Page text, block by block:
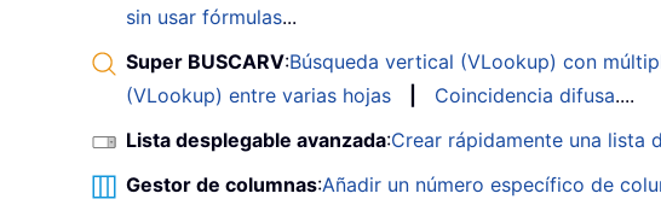
sin usar fórmulas...
Super BUSCARV:Búsqueda vertical (VLookup) con
(VLookup) entre varias hojas
Coincidencia difusa....
Lista desplegable avanzada:Crear rápidamente una lista
Gestor de columnas:Añadir un número específico de